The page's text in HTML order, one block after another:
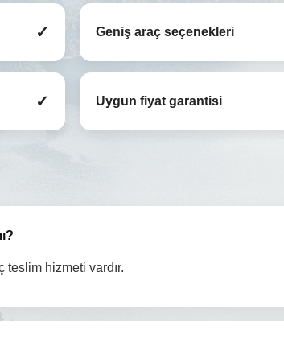
✓
✓
Geniş araç seçenekleri
Uygun fiyat garantisi
teslim hizmeti vardır.